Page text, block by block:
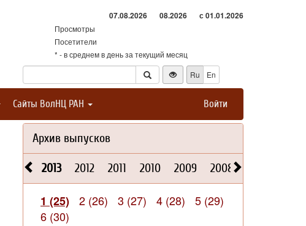
07.08.2026 08.2026 с 01.01.2026
Просмотры
Посетители
* - в среднем в день за текущий месяц
Ru
En
Сайты ВолНЦ РАН Войти
Архив выпусков
2013 2012 2011 2010 2009 2008
1 (25) 2 (26) 3 (27) 4 (28)
5 (29)
6 (30)